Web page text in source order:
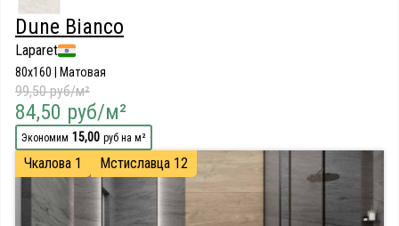
Dune Bianco
Laparet
80x160 | Матовая
99,50 руб/м²
84,50 руб/м²
Экономим 15,00 руб на м²
Чкалова 1 Мстиславца 12